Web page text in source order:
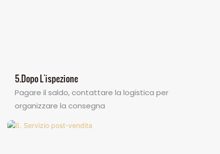
5.Dopo L'ispezione
Pagare il saldo, contattare la logistica per
organizzare la consegna